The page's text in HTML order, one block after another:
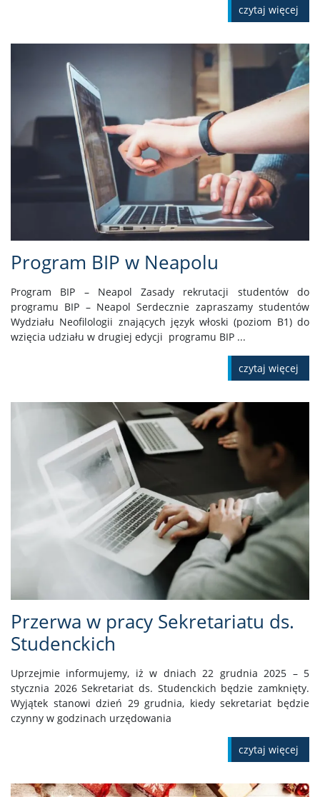
czytaj więcej
Program BIP w Neapolu
Program BIP – Neapol Zasady rekrutacji studentów do
programu BIP – Neapol Serdecznie zapraszamy studentów
Wydziału Neofilologii znających język włoski (poziom B1) do
wzięcia udziału w drugiej edycji programu BIP ...
czytaj więcej
Przerwa w pracy Sekretariatu ds.
Studenckich
Uprzejmie informujemy, iż w dniach 22 grudnia 2025 – 5
stycznia 2026 Sekretariat ds. Studenckich będzie zamknięty.
Wyjątek stanowi dzień 29 grudnia, kiedy sekretariat będzie
czynny w godzinach urzędowania
czytaj więcej